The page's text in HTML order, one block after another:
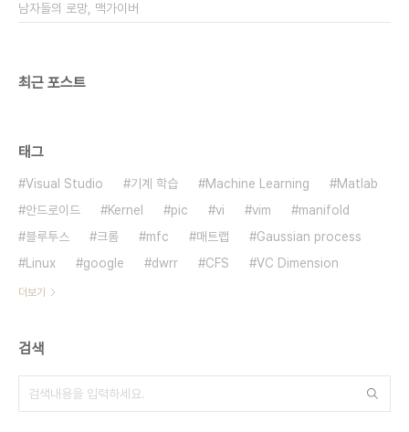
남자들의 로망, 맥가이버
최근 포스트
태그
Visual Studio 기계 학습 Machine Learning
Matlab
안드로이드
Kernel pic vi vim
manifold
블루투스
크롬 mfc 매트랩
Gaussian process
Linux
google dwrr CFS VC Dimension
더보기
검색